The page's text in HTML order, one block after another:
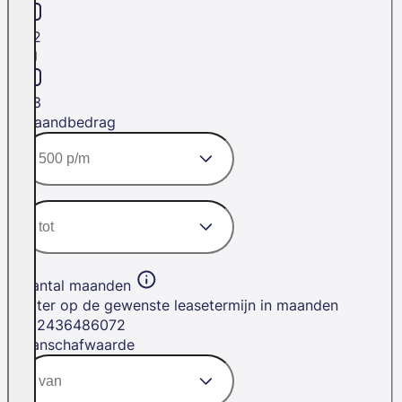
H2
H3
Maandbedrag
Aantal maanden
Filter op de gewenste leasetermijn in maanden
2436486072
Aanschafwaarde